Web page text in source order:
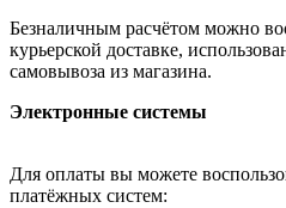
Безналичным расчётом можно
курьерской доставке,
самовывоза из магазина.
Электронные системы
Для оплаты вы можете
платёжных систем: